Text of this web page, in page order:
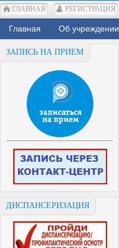
ГЛАВНАЯ РЕГИСТРАЦИЯ
Главная Об учреждении
ЗАПИСЬ НА ПРИЕМ
ДИСПАНСЕРИЗАЦИЯ